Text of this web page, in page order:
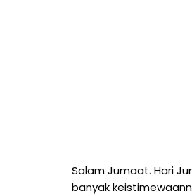
Salam Jumaat. Hari
banyak